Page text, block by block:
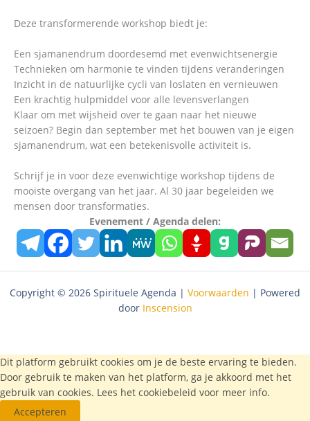
Deze transformerende workshop biedt je:
Een sjamanendrum doordesemd met evenwichtsenergie
Technieken om harmonie te vinden tijdens veranderingen
Inzicht in de natuurlijke cycli van loslaten en vernieuwen
Een krachtig hulpmiddel voor alle levensverlangen
Klaar om met wijsheid over te gaan naar het nieuwe
seizoen? Begin dan september met het bouwen van je eigen
sjamanendrum, wat een betekenisvolle activiteit is.
Schrijf je in voor deze evenwichtige workshop tijdens de
mooiste overgang van het jaar. Al 30 jaar begeleiden we
mensen door transformaties.
Evenement / Agenda delen:
Copyright © 2026 Spirituele Agenda | Voorwaarden | Powered
door Inscension
Dit platform gebruikt cookies om je de beste ervaring te bieden.
Door gebruik te maken van het platform, ga je akkoord met het
gebruik van cookies. Lees het cookiebeleid voor meer info.
Accepteren